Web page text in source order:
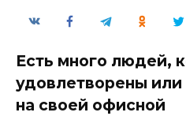
Есть много людей,
удовлетворены или
на своей офисной